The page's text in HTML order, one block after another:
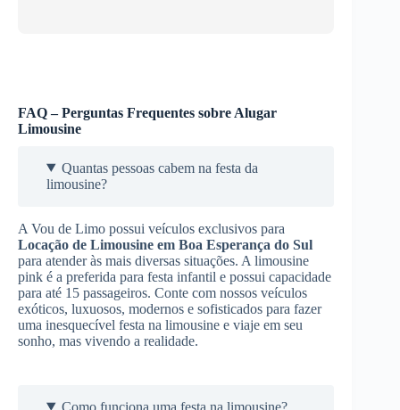
FAQ – Perguntas Frequentes sobre Alugar
Limousine
Quantas pessoas cabem na festa da
limousine?
A Vou de Limo possui veículos exclusivos para
Locação de Limousine em Boa Esperança do Sul
para atender às mais diversas situações. A limousine
pink é a preferida para festa infantil e possui capacidade
para até 15 passageiros. Conte com nossos veículos
exóticos, luxuosos, modernos e sofisticados para fazer
uma inesquecível festa na limousine e viaje em seu
sonho, mas vivendo a realidade.
Como funciona uma festa na limousine?